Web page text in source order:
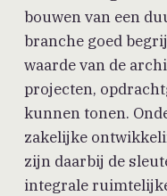
bouwen van een
branche goed
waarde van de
projecten,
kunnen tonen.
zakelijke
zijn daarbij de
integrale